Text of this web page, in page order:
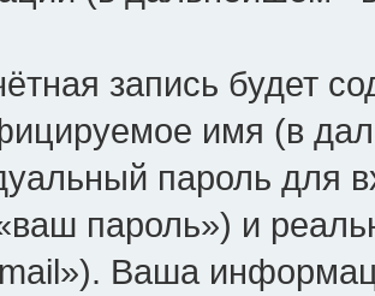
запись будет
имя (в
пароль для
пароль») и
Ваша